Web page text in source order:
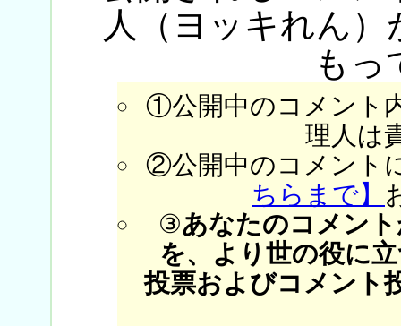
人（ヨッキれん
もっ
①公開中のコメント
理人は
②公開中のコメント
ちらまで】
③あなたのコメン
を、より世の役に
投票およびコメント